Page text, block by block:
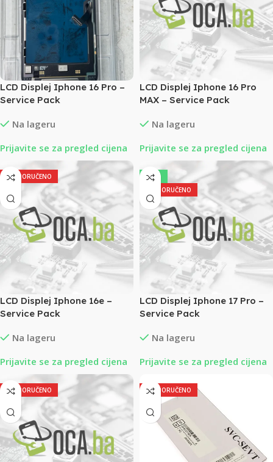
LCD Displej Iphone 16 Pro –
Service Pack
Na lageru
Prijavite se za pregled cijena
LCD Displej Iphone 16 Pro
MAX – Service Pack
Na lageru
Prijavite se za pregled cijena
PREPORUČENO
LCD Displej Iphone 16e –
Service Pack
Na lageru
Prijavite se za pregled cijena
-10%
PREPORUČENO
LCD Displej Iphone 17 Pro –
Service Pack
Na lageru
Prijavite se za pregled cijena
PREPORUČENO PREPORUČENO